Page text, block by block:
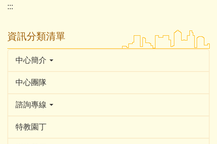
:::
資訊分類清單
中心簡介
中心團隊
諮詢專線
特教園丁